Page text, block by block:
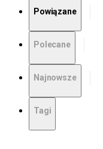
Powiązane
Polecane
Najnowsze
Tagi